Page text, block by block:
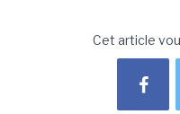
Cet article